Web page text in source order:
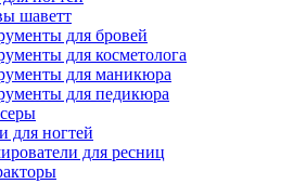
шаветт
для бровей
для косметолога
для маникюра
для педикюра
для ногтей
для ресниц